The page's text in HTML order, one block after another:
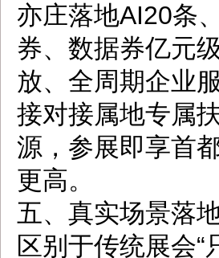
亦庄落地AI20条
券、数据券亿元
放、全周期企业
接对接属地专属
源，参展即享首
更高。
五、真实场景落
区别于传统展会